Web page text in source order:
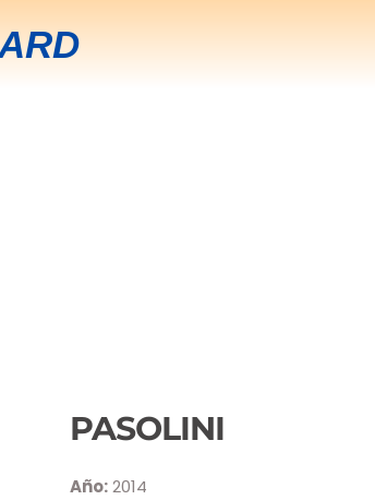
PASOLINI
Año:2014